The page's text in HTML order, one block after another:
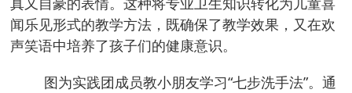
闻乐见形式的教学方法，既确保了教学效果，又在欢
声笑语中培养了孩子们的健康意识。
图为实践团成员教小朋友学习“七步洗手法”。通